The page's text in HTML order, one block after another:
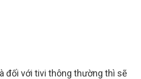
đối với tivi thông thường thì sẽ